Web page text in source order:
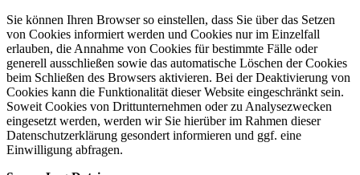
Sie können Ihren Browser so einstellen, dass Sie über das Setzen
von Cookies informiert werden und Cookies nur im Einzelfall
erlauben, die Annahme von Cookies für bestimmte Fälle oder
generell ausschließen sowie das automatische Löschen der Cookies
beim Schließen des Browsers aktivieren. Bei der Deaktivierung von
Cookies kann die Funktionalität dieser Website eingeschränkt sein.
Soweit Cookies von Drittunternehmen oder zu Analysezwecken
eingesetzt werden, werden wir Sie hierüber im Rahmen dieser
Datenschutzerklärung gesondert informieren und ggf. eine
Einwilligung abfragen.